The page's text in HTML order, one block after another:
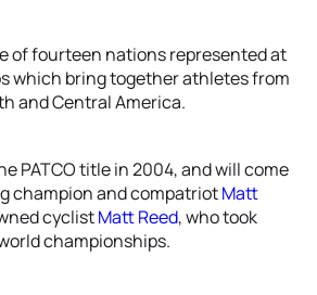
of fourteen nations represented at
which bring together athletes from
and Central America.
PATCO title in 2004, and will come
champion and compatriotMatt
cyclistMatt Reed, who took
championships.